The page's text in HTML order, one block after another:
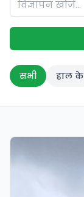
सभी हाल के